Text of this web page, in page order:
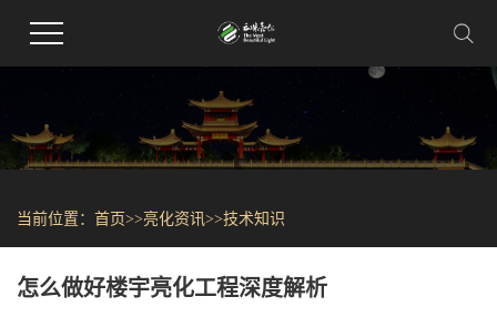
当前位置： 首页>>亮化资讯>>技术知识
怎么做好楼宇亮化工程深度解析